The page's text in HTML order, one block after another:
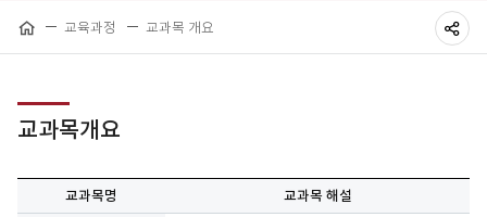
홈
교육과정
교과목 개요
공
교과목개요
교과목명
교과목 해설